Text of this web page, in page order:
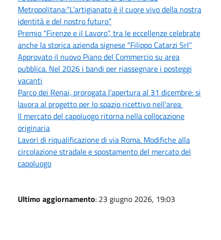
Metropolitana:“L’artigianato è il cuore vivo della nostra
identità e del nostro futuro”
Premio “Firenze e il Lavoro”, tra le eccellenze celebrate
anche la storica azienda signese “Filippo Catarzi Srl”
Approvato il nuovo Piano del Commercio su area
pubblica. Nel 2026 i bandi per riassegnare i posteggi
vacanti
Parco dei Renai, prorogata l'apertura al 31 dicembre: si
lavora al progetto per lo spazio ricettivo nell'area
Il mercato del capoluogo ritorna nella collocazione
originaria
Lavori di riqualificazione di via Roma. Modifiche alla
circolazione stradale e spostamento del mercato del
capoluogo
Ultimo aggiornamento: 23 giugno 2026, 19:03